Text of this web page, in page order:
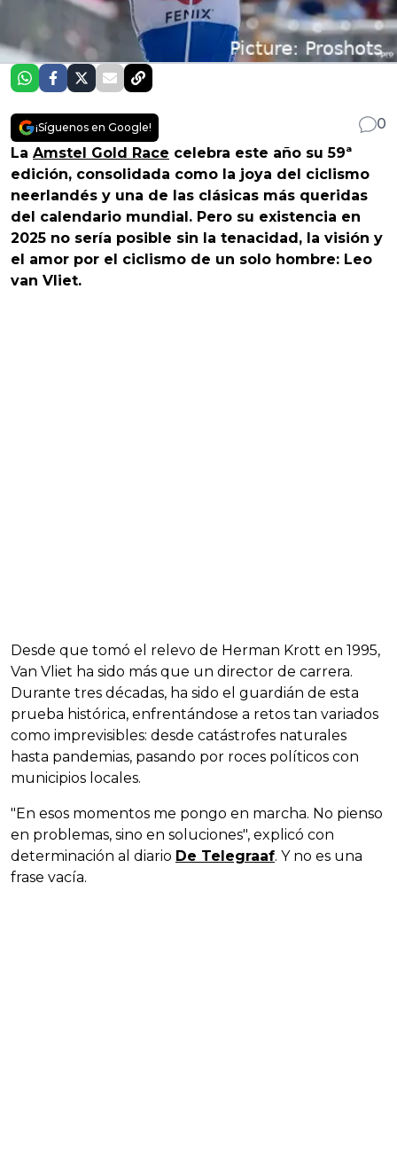
¡Síguenos en Google!
0
La Amstel Gold Race celebra este año su 59ª
edición, consolidada como la joya del ciclismo
neerlandés y una de las clásicas más queridas
del calendario mundial. Pero su existencia en
2025 no sería posible sin la tenacidad, la visión y
el amor por el ciclismo de un solo hombre: Leo
van Vliet.
Desde que tomó el relevo de Herman Krott en 1995,
Van Vliet ha sido más que un director de carrera.
Durante tres décadas, ha sido el guardián de esta
prueba histórica, enfrentándose a retos tan variados
como imprevisibles: desde catástrofes naturales
hasta pandemias, pasando por roces políticos con
municipios locales.
"En esos momentos me pongo en marcha. No pienso
en problemas, sino en soluciones", explicó con
determinación al diario De Telegraaf. Y no es una
frase vacía.